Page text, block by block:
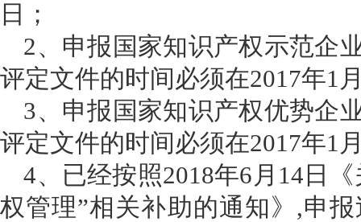
日；
2、 申报国家知识产权示范企
评定文件的时间必须在2017年
3、 申报国家知识产权优势企
评定文件的时间必须在2017年1
4、已经按照2018年6月14日
权管理”相关补助的通知》,申